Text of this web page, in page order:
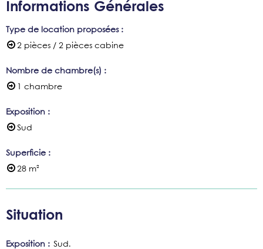
Informations Générales
Type de location proposées :
2 pièces / 2 pièces cabine
Nombre de chambre(s) :
1 chambre
Exposition :
Sud
Superficie :
28 m²
Situation
Exposition : Sud